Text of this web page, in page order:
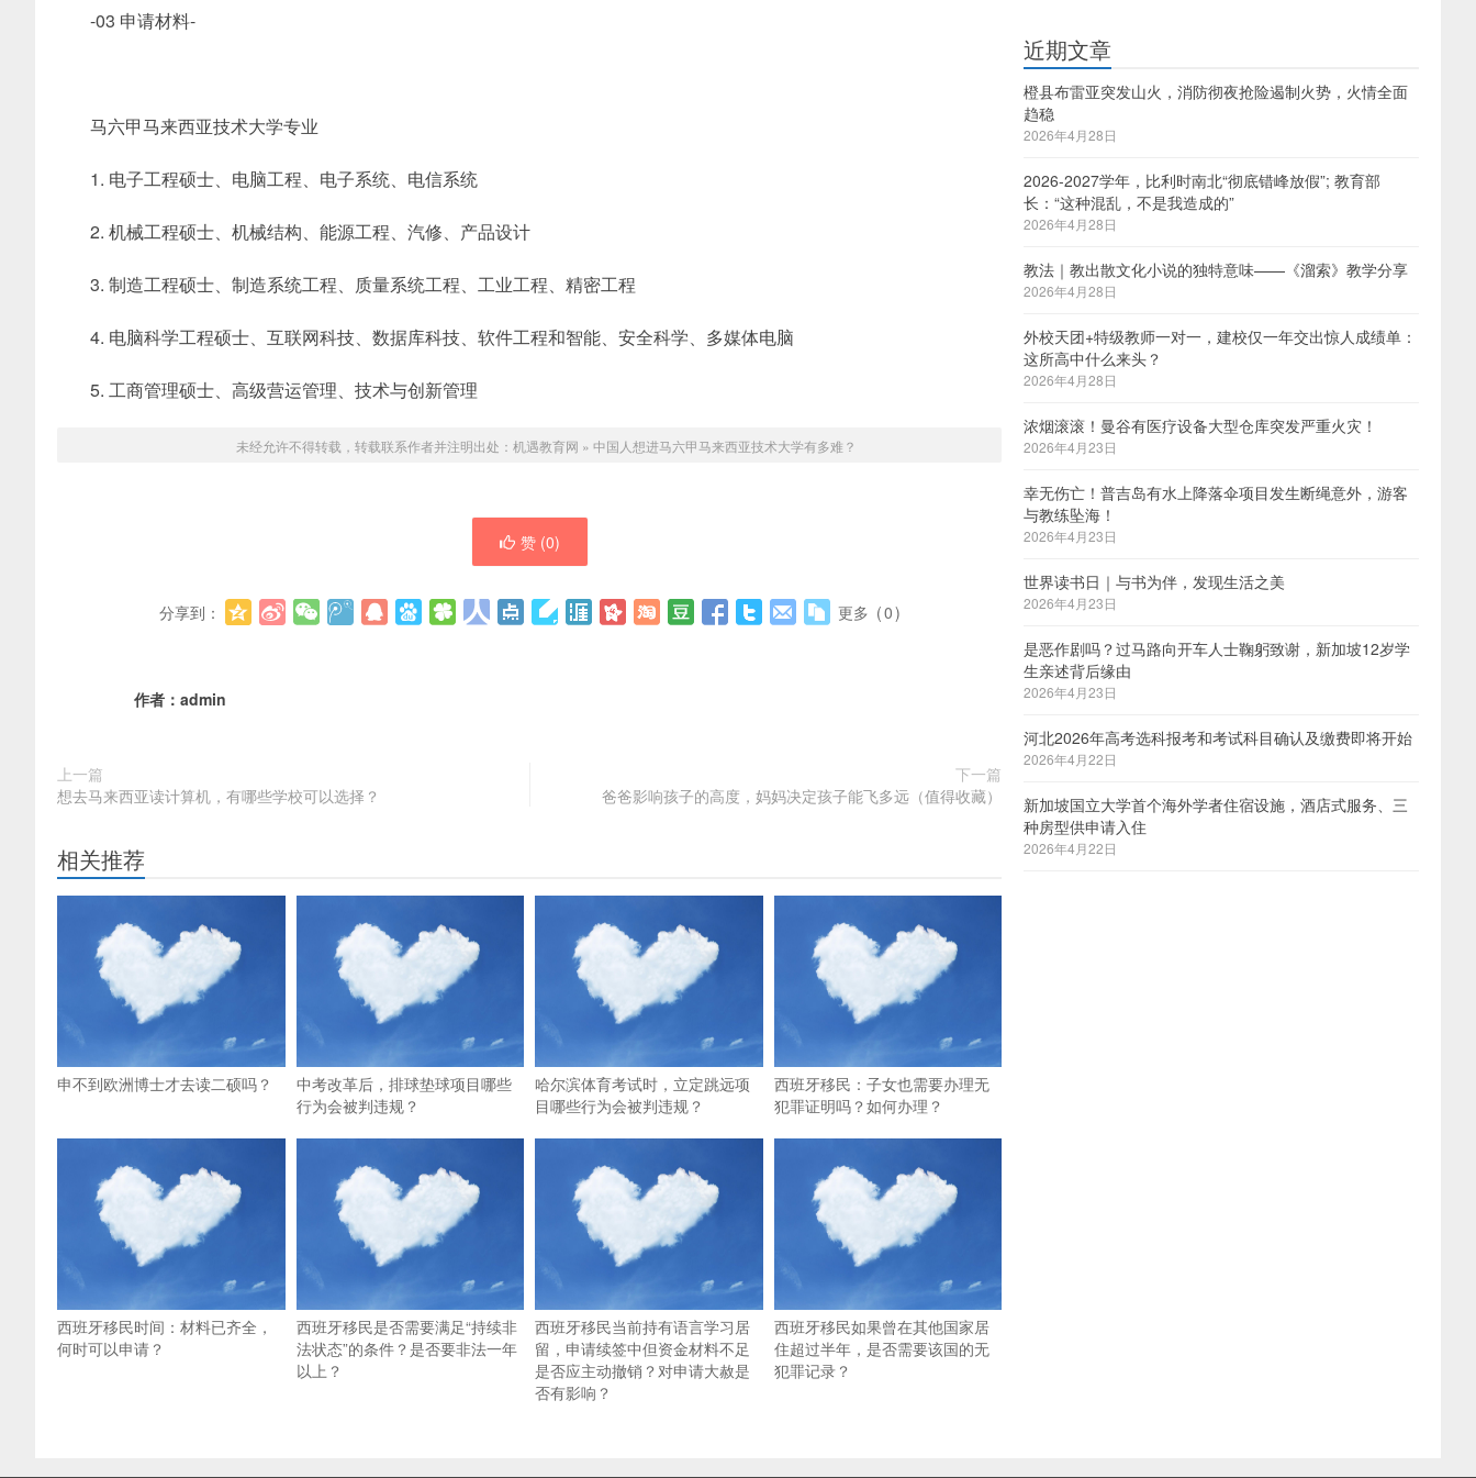
-03 申请材料-
马六甲马来西亚技术大学专业
1. 电子工程硕士、电脑工程、电子系统、电信系统
2. 机械工程硕士、机械结构、能源工程、汽修、产品设计
3. 制造工程硕士、制造系统工程、质量系统工程、工业工程、精密工程
4. 电脑科学工程硕士、互联网科技、数据库科技、软件工程和智能、安全科学、多媒体电脑
5. 工商管理硕士、高级营运管理、技术与创新管理
未经允许不得转载，转载联系作者并注明出处： 机遇教育网 » 中国人想进马六甲马来西亚技术大学有多难？
赞 (0)
分享到： 更多 (0)
作者： admin
上一篇
想去马来西亚读计算机，有哪些学校可以选择？
下一篇
爸爸影响孩子的高度，妈妈决定孩子能飞多远（值得收藏）
相关推荐
申不到欧洲博士才去读二硕吗？
中考改革后，排球垫球项目哪些
行为会被判违规？
哈尔滨体育考试时，立定跳远项
目哪些行为会被判违规？
西班牙移民：子女也需要办理无
犯罪证明吗？如何办理？
西班牙移民时间：材料已齐全，
何时可以申请？
西班牙移民是否需要满足“持续非
法状态”的条件？是否要非法一年
以上？
西班牙移民当前持有语言学习居
留，申请续签中但资金材料不足
是否应主动撤销？对申请大赦是
否有影响？
西班牙移民如果曾在其他国家居
住超过半年，是否需要该国的无
犯罪记录？
近期文章
橙县布雷亚突发山火，消防彻夜抢险遏制火势，火情全面
趋稳
2026年4月28日
2026-2027学年，比利时南北“彻底错峰放假”; 教育部
长：“这种混乱，不是我造成的”
2026年4月28日
教法｜教出散文化小说的独特意味——《溜索》教学分享
2026年4月28日
外校天团+特级教师一对一，建校仅一年交出惊人成绩单：
这所高中什么来头？
2026年4月28日
浓烟滚滚！曼谷有医疗设备大型仓库突发严重火灾！
2026年4月23日
幸无伤亡！普吉岛有水上降落伞项目发生断绳意外，游客
与教练坠海！
2026年4月23日
世界读书日｜与书为伴，发现生活之美
2026年4月23日
是恶作剧吗？过马路向开车人士鞠躬致谢，新加坡12岁学
生亲述背后缘由
2026年4月23日
河北2026年高考选科报考和考试科目确认及缴费即将开始
2026年4月22日
新加坡国立大学首个海外学者住宿设施，酒店式服务、三
种房型供申请入住
2026年4月22日